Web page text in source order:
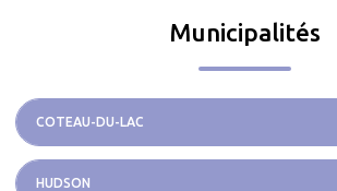
Municipalités
COTEAU-DU-LAC
HUDSON